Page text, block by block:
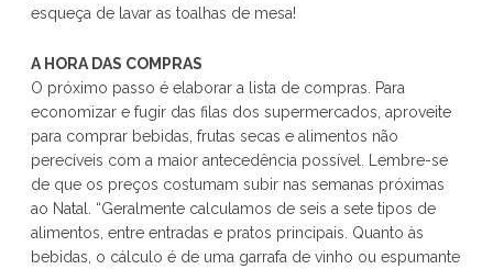
esqueça de lavar as toalhas de mesa!
A HORA DAS COMPRAS
O próximo passo é elaborar a lista de compras. Para
economizar e fugir das filas dos supermercados, aproveite
para comprar bebidas, frutas secas e alimentos não
perecíveis com a maior antecedência possível. Lembre-se
de que os preços costumam subir nas semanas próximas
ao Natal. “Geralmente calculamos de seis a sete tipos de
alimentos, entre entradas e pratos principais. Quanto às
bebidas, o cálculo é de uma garrafa de vinho ou espumante